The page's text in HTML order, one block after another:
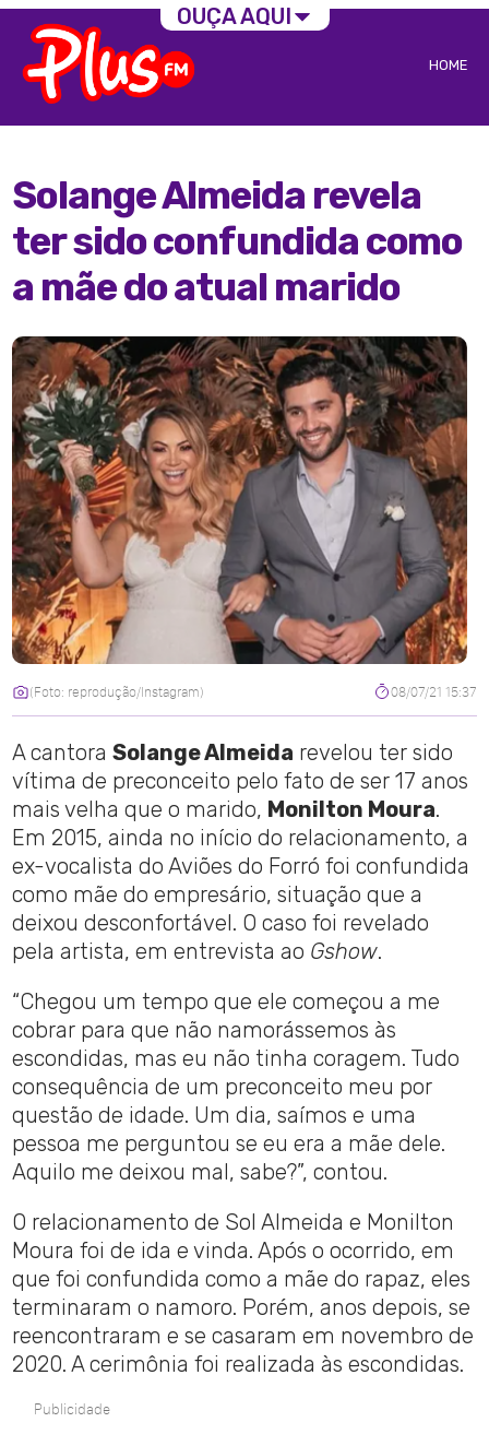
HOME
Solange Almeida revela
ter sido confundida como
a mãe do atual marido
(Foto: reprodução/Instagram) 08/07/21 15:37
A cantoraSolange Almeida revelou ter sido
vítima de preconceito pelo fato de ser 17 anos
mais velha que o marido, Monilton Moura.
Em 2015, ainda no início do relacionamento, a
ex-vocalista do Aviões do Forró foi confundida
como mãe do empresário, situação que a
deixou desconfortável. O caso foi revelado
pela artista, em entrevista ao Gshow.
“Chegou um tempo que ele começou a me
cobrar para que não namorássemos às
escondidas, mas eu não tinha coragem. Tudo
consequência de um preconceito meu por
questão de idade. Um dia, saímos e uma
pessoa me perguntou se eu era a mãe dele.
Aquilo me deixou mal, sabe?”, contou.
O relacionamento de Sol Almeida e Monilton
Moura foi de ida e vinda. Após o ocorrido, em
que foi confundida como a mãe do rapaz, eles
terminaram o namoro. Porém, anos depois, se
reencontraram e se casaram em novembro de
2020. A cerimônia foi realizada às escondidas.
Publicidade
OUÇA AQUI